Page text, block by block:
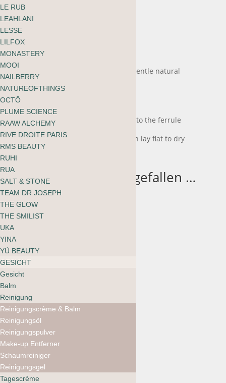
Gentle enough for sensitive skin
CARE INSTRUCTIONS
Use a natural brush cleanser or a gentle natural
soap/shampoo
Cleanse once a week
Make sure that water doesn’t get into the ferrule
Dry with a paper towel or cloth then lay flat to dry
overnight
Das könnte dir auch gefallen …
ILIA Soft Focus Blurring
LE RUB
LEAHLANI
LESSE
LILFOX
MONASTERY
MOOI
NAILBERRY
NATUREOFTHINGS
OCTŌ
PLUME SCIENCE
RAAW ALCHEMY
RIVE DROITE PARIS
RMS BEAUTY
RUHI
RUA
SALT & STONE
TEAM DR JOSEPH
THE GLOW
THE SMILIST
UKA
YINA
YÙ BEAUTY
GESICHT
Gesicht
Balm
Reinigung
Reinigungscrème & Balm
Reinigungsöl
Reinigungspulver
Make-up Entferner
Schaumreiniger
Reinigungsgel
Tagescrème